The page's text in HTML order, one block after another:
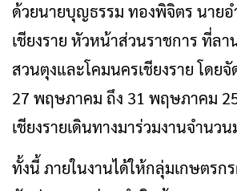
ด้วยนายบุญธรรม ทองพิจิตร นายอ
เชียงราย หัวหน้าส่วนราชการ ที่ล
สวนตุงและโคมนครเชียงราย โดย
27 พฤษภาคม ถึง 31 พฤษภาคม
เชียงรายเดินทางมาร่วมงานจำนวน
ทั้งนี้ ภายในงานได้ให้กลุ่มเกษตรก